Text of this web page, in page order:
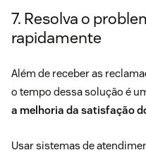
7. Resolva o
rapidamente
Além de receber as
o tempo dessa solução é
a melhoria da satisfação
Usarsistemas de